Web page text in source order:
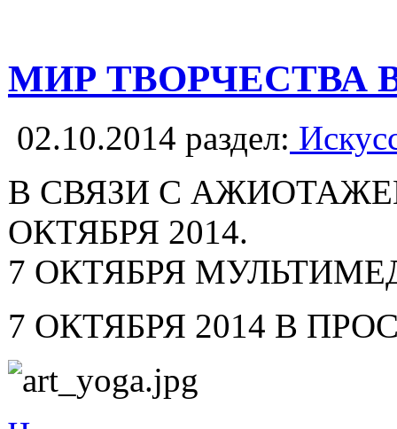
МИР ТВОРЧЕСТВА
02.10.2014 раздел:
В СВЯЗИ С
ОКТЯБРЯ 2014.
7 ОКТЯБРЯ
7 ОКТЯБРЯ 2014 В